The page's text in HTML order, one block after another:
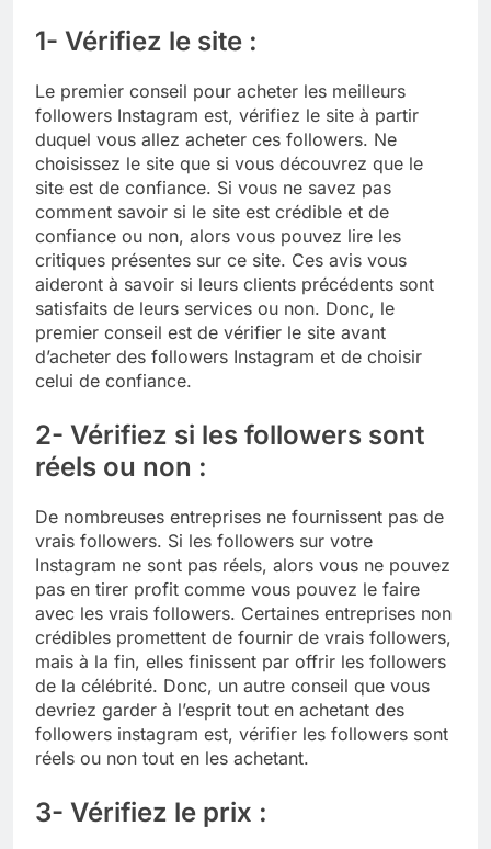
1- Vérifiez le site :
Le premier conseil pour acheter les meilleurs
followers Instagram est, vérifiez le site à partir
duquel vous allez acheter ces followers. Ne
choisissez le site que si vous découvrez que le
site est de confiance. Si vous ne savez pas
comment savoir si le site est crédible et de
confiance ou non, alors vous pouvez lire les
critiques présentes sur ce site. Ces avis vous
aideront à savoir si leurs clients précédents sont
satisfaits de leurs services ou non. Donc, le
premier conseil est de vérifier le site avant
d’acheter des followers Instagram et de choisir
celui de confiance.
2- Vérifiez si les followers sont
réels ou non :
De nombreuses entreprises ne fournissent pas de
vrais followers. Si les followers sur votre
Instagram ne sont pas réels, alors vous ne pouvez
pas en tirer profit comme vous pouvez le faire
avec les vrais followers. Certaines entreprises non
crédibles promettent de fournir de vrais followers,
mais à la fin, elles finissent par offrir les followers
de la célébrité. Donc, un autre conseil que vous
devriez garder à l’esprit tout en achetant des
followers instagram est, vérifier les followers sont
réels ou non tout en les achetant.
3- Vérifiez le prix :